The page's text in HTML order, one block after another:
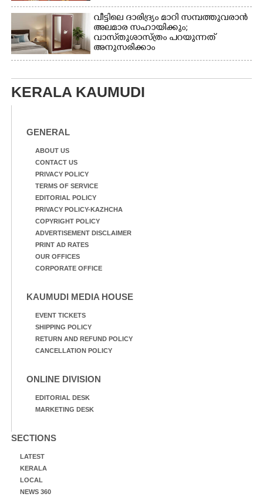
വീട്ടിലെ ദാരിദ്ര്യം മാറി സമ്പത്തുവരാൻ
അലമാര സഹായിക്കും;
വാസ്‌തുശാസ്ത്രം പറയുന്നത്
അനുസരിക്കാം
KERALA KAUMUDI
GENERAL
ABOUT US
CONTACT US
PRIVACY POLICY
TERMS OF SERVICE
EDITORIAL POLICY
PRIVACY POLICY-KAZHCHA
COPYRIGHT POLICY
ADVERTISEMENT DISCLAIMER
PRINT AD RATES
OUR OFFICES
CORPORATE OFFICE
KAUMUDI MEDIA HOUSE
EVENT TICKETS
SHIPPING POLICY
RETURN AND REFUND POLICY
CANCELLATION POLICY
ONLINE DIVISION
EDITORIAL DESK
MARKETING DESK
SECTIONS
LATEST
KERALA
LOCAL
NEWS 360